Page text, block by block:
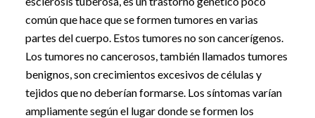
común que hace que se formen tumores en varias
partes del cuerpo. Estos tumores no son cancerígenos.
Los tumores no cancerosos, también llamados tumores
benignos, son crecimientos excesivos de células y
tejidos que no deberían formarse. Los síntomas varían
ampliamente según el lugar donde se formen los